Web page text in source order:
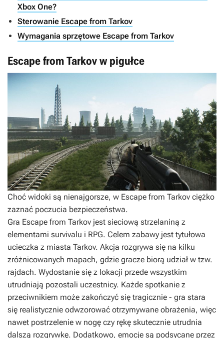
Xbox One?
Sterowanie Escape from Tarkov
Wymagania sprzętowe Escape from Tarkov
Escape from Tarkov w pigułce
Choć widoki są nienajgorsze, w Escape from Tarkov ciężko
zaznać poczucia bezpieczeństwa.
Gra Escape from Tarkov jest sieciową strzelaniną z
elementami survivalu i RPG. Celem zabawy jest tytułowa
ucieczka z miasta Tarkov. Akcja rozgrywa się na kilku
zróżnicowanych mapach, gdzie gracze biorą udział w tzw.
rajdach. Wydostanie się z lokacji przede wszystkim
utrudniają pozostali uczestnicy. Każde spotkanie z
przeciwnikiem może zakończyć się tragicznie - gra stara
się realistycznie odwzorować otrzymywane obrażenia, więc
nawet postrzelenie w nogę czy rękę skutecznie utrudnia
dalszą rozgrywkę. Dodatkowo, emocje są podsycane przez